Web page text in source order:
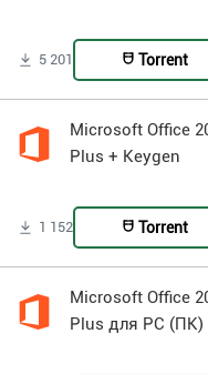
5 201 Torrent
Microsoft Office
Plus + Keygen
1 152 Torrent
Microsoft Office
Plus для PC (ПК)